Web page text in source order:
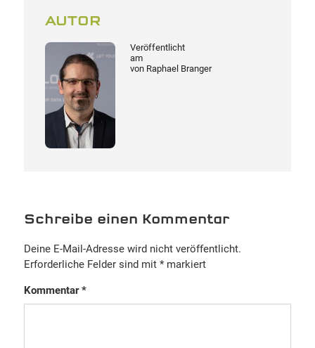
AUTOR
Veröffentlicht
am
von Raphael Branger
Schreibe einen Kommentar
Deine E-Mail-Adresse wird nicht veröffentlicht.
Erforderliche Felder sind mit *markiert
Kommentar*